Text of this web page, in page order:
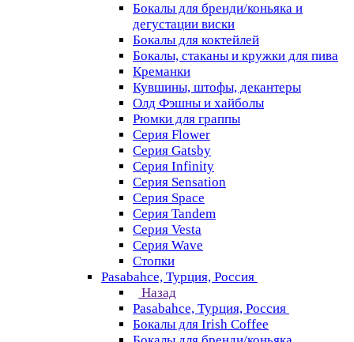
Бокалы для бренди/коньяка и
дегустации виски
Бокалы для коктейлей
Бокалы, стаканы и кружки для пива
Креманки
Кувшины, штофы, декантеры
Олд Фэшны и хайболы
Рюмки для граппы
Серия Flower
Серия Gatsby
Серия Infinity
Серия Sensation
Серия Space
Серия Tandem
Серия Vesta
Серия Wave
Стопки
Pasabahce, Турция, Россия
Назад
Pasabahce, Турция, Россия
Бокалы для Irish Coffee